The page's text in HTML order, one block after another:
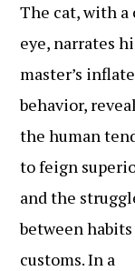
The cat, with
eye, narrates
master’s
behavior,
the human
to feign
and the
between
customs. In a